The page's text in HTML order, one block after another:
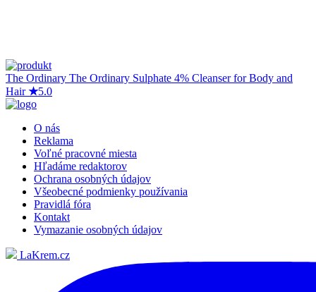
The Ordinary The Ordinary Sulphate 4% Cleanser for Body and
Hair★5.0
O nás
Reklama
Voľné pracovné miesta
Hľadáme redaktorov
Ochrana osobných údajov
Všeobecné podmienky používania
Pravidlá fóra
Kontakt
Vymazanie osobných údajov
LaKrem.cz